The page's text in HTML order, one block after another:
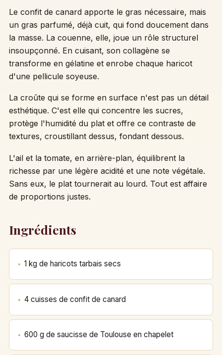
Le confit de canard apporte le gras nécessaire, mais
un gras parfumé, déjà cuit, qui fond doucement dans
la masse. La couenne, elle, joue un rôle structurel
insoupçonné. En cuisant, son collagène se
transforme en gélatine et enrobe chaque haricot
d'une pellicule soyeuse.
La croûte qui se forme en surface n'est pas un détail
esthétique. C'est elle qui concentre les sucres,
protège l'humidité du plat et offre ce contraste de
textures, croustillant dessus, fondant dessous.
L'ail et la tomate, en arrière-plan, équilibrent la
richesse par une légère acidité et une note végétale.
Sans eux, le plat tournerait au lourd. Tout est affaire
de proportions justes.
Ingrédients
1 kg de haricots tarbais secs
4 cuisses de confit de canard
600 g de saucisse de Toulouse en chapelet